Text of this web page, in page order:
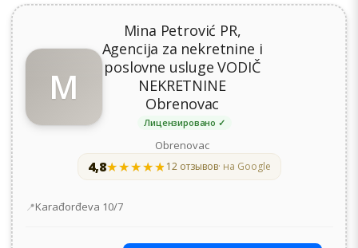
M
Mina Petrović PR,
Agencija za nekretnine i
poslovne usluge VODIČ
NEKRETNINE
Obrenovac
Лицензировано ✓
Obrenovac
4,8★★★★★
★★★★★ 12 отзывов· на Google
Адрес
Karađorđeva 10/7